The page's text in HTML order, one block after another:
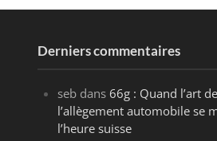
Derniers commentaires
seb dans66g : Quand l’art de
l’allègement automobile se
l’heure suisse